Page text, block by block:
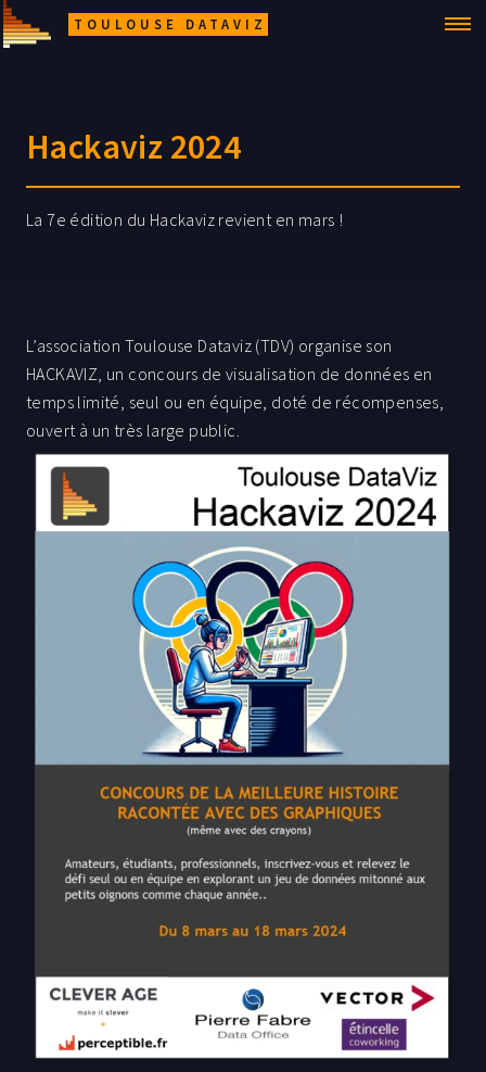
TOULOUSE DATAVIZ
Hackaviz 2024
La 7e édition du Hackaviz revient en mars !
L’association Toulouse Dataviz (TDV) organise son
HACKAVIZ, un concours de visualisation de données en
temps limité, seul ou en équipe, doté de récompenses,
ouvert à un très large public.